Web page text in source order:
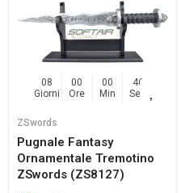
08
Giorni
00
Ore
00
Min
45
Sec
ZSwords
Pugnale Fantasy
Ornamentale Tremotino
ZSwords (ZS8127)